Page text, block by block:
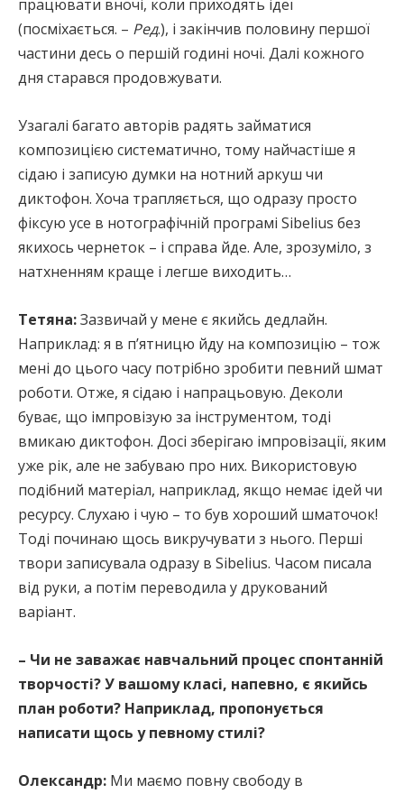
працювати вночі, коли приходять ідеї
(посміхається. – Ред.), і закінчив половину першої
частини десь о першій годині ночі. Далі кожного
дня старався продовжувати.
Узагалі багато авторів радять займатися
композицією систематично, тому найчастіше я
сідаю і записую думки на нотний аркуш чи
диктофон. Хоча трапляється, що одразу просто
фіксую усе в нотографічній програмі Sibelius без
якихось чернеток – і справа йде. Але, зрозуміло, з
натхненням краще і легше виходить…
Тетяна:Зазвичай у мене є якийсь дедлайн.
Наприклад: я в п’ятницю йду на композицію – тож
мені до цього часу потрібно зробити певний шмат
роботи. Отже, я сідаю і напрацьовую. Деколи
буває, що імпровізую за інструментом, тоді
вмикаю диктофон. Досі зберігаю імпровізації, яким
уже рік, але не забуваю про них. Використовую
подібний матеріал, наприклад, якщо немає ідей чи
ресурсу. Слухаю і чую – то був хороший шматочок!
Тоді починаю щось викручувати з нього. Перші
твори записувала одразу в Sibelius. Часом писала
від руки, а потім переводила у друкований
варіант.
– Чи не заважає навчальний процес спонтанній
творчості? У вашому класі, напевно, є якийсь
план роботи? Наприклад, пропонується
написати щось у певному стилі?
Олександр: Ми маємо повну свободу в